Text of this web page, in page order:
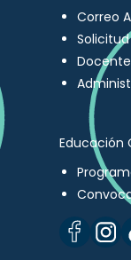
Correo
Educación